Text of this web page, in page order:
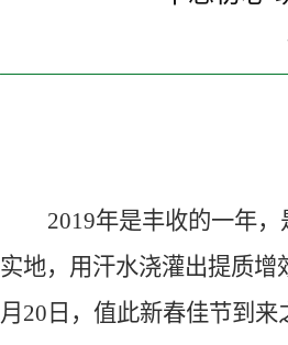
2019年是丰收的一年
实地，用汗水浇灌出提质增
月 20 日，值此新春佳节到